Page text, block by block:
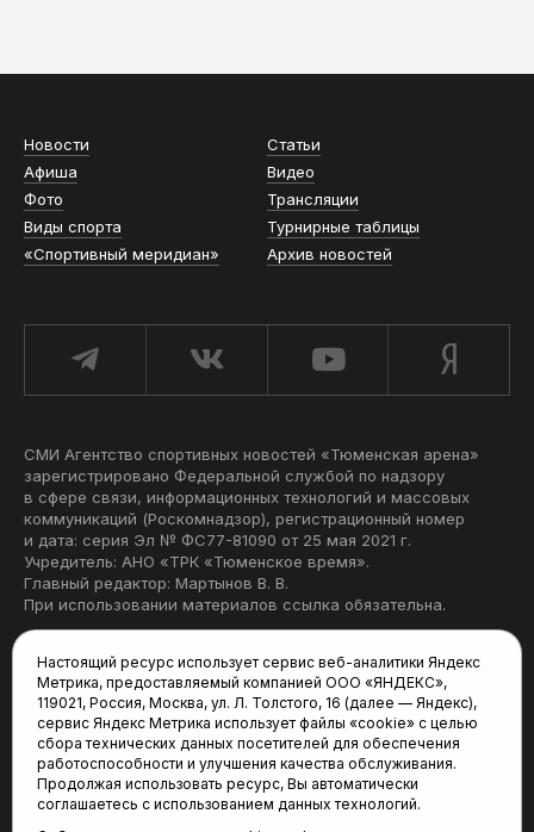
Новости
Статьи
Афиша
Видео
Фото
Трансляции
Виды спорта
Турнирные таблицы
«Спортивный меридиан»
Архив новостей
СМИ Агентство спортивных новостей «Тюменская арена»
зарегистрировано Федеральной службой по надзору
в сфере связи, информационных технологий и массовых
коммуникаций (Роскомнадзор), регистрационный номер
и дата: серия Эл № ФС77-81090 от 25 мая 2021 г.
Учредитель: АНО «ТРК «Тюменское время».
Главный редактор: Мартынов В. В.
При использовании материалов ссылка обязательна.
Редакция:
625035, Тюмень, пр. Геологоразведчиков, 28А
(3452) 68-22-28
tum-arena@mail.ru
Отдел продаж:
Настоящий ресурс использует сервис веб-аналитики Яндекс
Метрика, предоставляемый компанией ООО «ЯНДЕКС»,
119021, Россия, Москва, ул. Л. Толстого, 16 (далее — Яндекс),
сервис Яндекс Метрика использует файлы «cookie» с целью
сбора технических данных посетителей для обеспечения
работоспособности и улучшения качества обслуживания.
Продолжая использовать ресурс, Вы автоматически
соглашаетесь с использованием данных технологий.